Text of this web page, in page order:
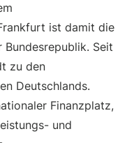
ist damit die
Seit
zu den
Deutschlands.
Finanzplatz,
und